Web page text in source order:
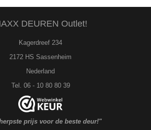
DEUREN Outlet!
Kagerdreef 234
2172 HS Sassenheim
Nederland
Tel. 06 - 10 80 80 39
prijs voor de beste deur!"